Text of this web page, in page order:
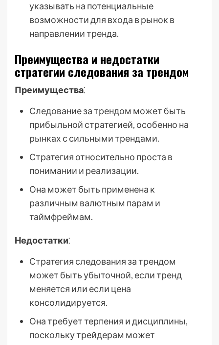
указывать на потенциальные
возможности для входа в рынок в
направлении тренда.
Преимущества и недостатки
стратегии следования за трендом
Преимущества⁚
Следование за трендом может быть
прибыльной стратегией, особенно на
рынках с сильными трендами.
Стратегия относительно проста в
понимании и реализации.
Она может быть применена к
различным валютным парам и
таймфреймам.
Недостатки⁚
Стратегия следования за трендом
может быть убыточной, если тренд
меняется или если цена
консолидируется.
Она требует терпения и дисциплины,
поскольку трейдерам может